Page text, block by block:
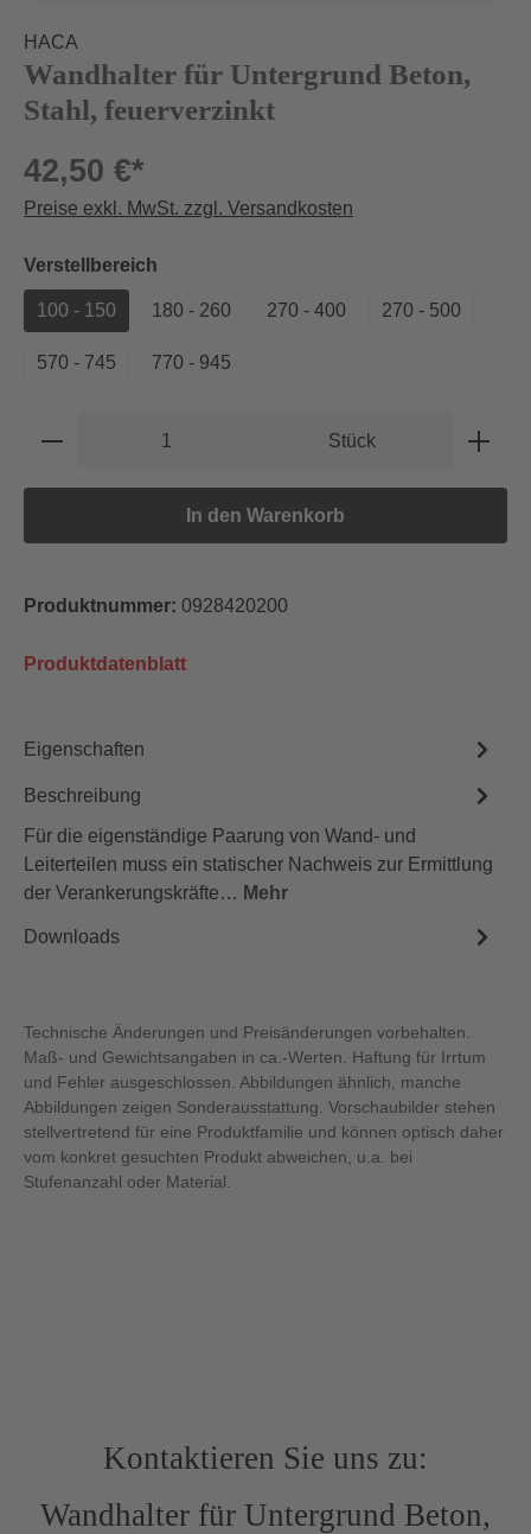
HACA
Wandhalter für Untergrund Beton,
Stahl, feuerverzinkt
42,50 €*
Preise exkl. MwSt. zzgl. Versandkosten
Verstellbereich
100 - 150 180 - 260 270 - 400 270 - 500
570 - 745 770 - 945
Produkt Anzahl: Gib den gewünschten
Stück
In den Warenkorb
Produktnummer: 0928420200
Produktdatenblatt
Eigenschaften
Beschreibung
Für die eigenständige Paarung von Wand- und
Leiterteilen muss ein statischer Nachweis zur Ermittlung
der Verankerungskräfte… Mehr
Downloads
Technische Änderungen und Preisänderungen vorbehalten.
Maß- und Gewichtsangaben in ca.-Werten. Haftung für Irrtum
und Fehler ausgeschlossen. Abbildungen ähnlich, manche
Abbildungen zeigen Sonderausstattung. Vorschaubilder stehen
stellvertretend für eine Produktfamilie und können optisch daher
vom konkret gesuchten Produkt abweichen, u.a. bei
Stufenanzahl oder Material.
Kontaktieren Sie uns zu:
Wandhalter für Untergrund Beton,